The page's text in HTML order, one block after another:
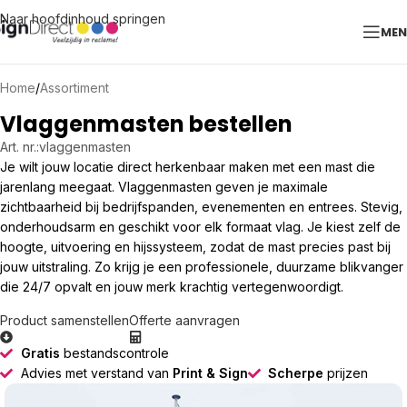
Naar hoofdinhoud springen
Home/Assortiment
Vlaggenmasten bestellen
Art. nr.:vlaggenmasten
Je wilt jouw locatie direct herkenbaar maken met een mast die
jarenlang meegaat. Vlaggenmasten geven je maximale
zichtbaarheid bij bedrijfspanden, evenementen en entrees. Stevig,
onderhoudsarm en geschikt voor elk formaat vlag. Je kiest zelf de
hoogte, uitvoering en hijssysteem, zodat de mast precies past bij
jouw uitstraling. Zo krijg je een professionele, duurzame blikvanger
die 24/7 opvalt en jouw merk krachtig vertegenwoordigt.
Product samenstellenOfferte aanvragen
Gratis bestandscontrole
Advies met verstand van Print & Sign Scherpe prijzen